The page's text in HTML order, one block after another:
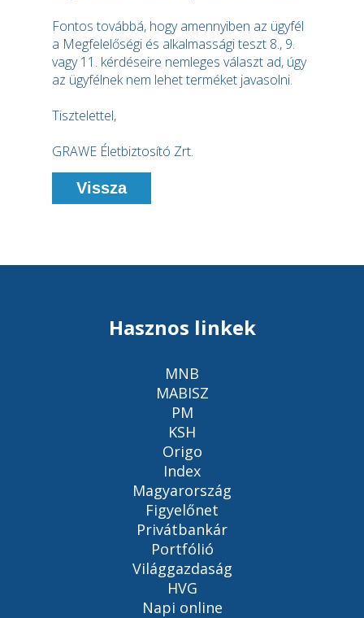
Fontos továbbá, hogy amennyiben az ügyfél
a Megfelelőségi és alkalmassági teszt 8., 9.
vagy 11. kérdéseire nemleges választ ad, úgy
az ügyfélnek nem lehet terméket javasolni.
Tisztelettel,
GRAWE Életbiztosító Zrt.
Vissza
Hasznos linkek
MNB
MABISZ
PM
KSH
Origo
Index
Magyarország
Figyelőnet
Privátbankár
Portfólió
Világgazdaság
HVG
Napi online